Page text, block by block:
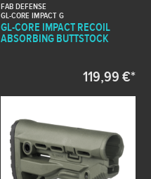
FAB DEFENSE
GL-CORE IMPACT G
GL-CORE IMPACT RECOIL
ABSORBING BUTTSTOCK
119,99 €*